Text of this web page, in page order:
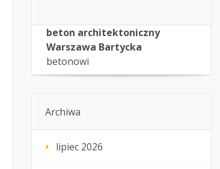
beton architektoniczny
Warszawa Bartycka
betonowi
Archiwa
lipiec 2026